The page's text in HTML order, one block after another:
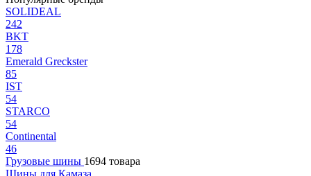
SOLIDEAL
242
BKT
178
Emerald Greckster
85
IST
54
STARCO
54
Continental
46
Грузовые шины 1694 товара
Шины для Камаза